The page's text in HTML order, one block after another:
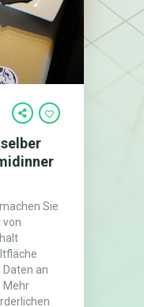
Sie
von
an
Mehr